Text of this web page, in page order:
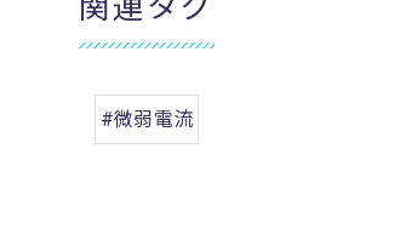
関連タグ
#微弱電流